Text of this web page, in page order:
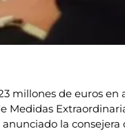
millones de euros en
Medidas
la consejera